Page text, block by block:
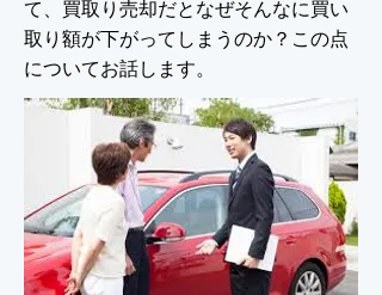
て、買取り売却だとなぜそんなに買い
取り額が下がってしまうのか？この点
についてお話します。